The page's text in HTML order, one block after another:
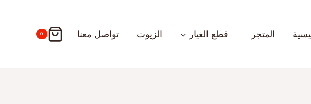
المتجر قطع الغيار الزيوت تواصل معنا 0